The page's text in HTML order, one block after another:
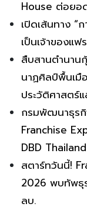
House ต่อยอ
เปิดเส้นทาง “
เป็นเจ้าของแฟ
สืบสานตำนาน
นาฏศิลป์พื้นเมื
ประวัติศาสตร์
กรมพัฒนาธุร
Franchise
DBD
สตาร์ทวันนี้!
2026 พบทัพธุ
ลบ.